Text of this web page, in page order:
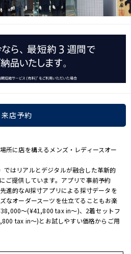
来店予約
所に店を構えるメンズ・レディースオー
ではリアルとデジタルが融合した革新的
ご提供しています。アプリで事前予約
進的なAI採寸アプリによる採寸データを
なオーダースーツを仕立てることもお楽
～(¥41,800 tax in〜)、2着セットフ
tax in～)とお試しやすい価格からご用